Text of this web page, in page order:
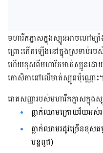
មហារីកភ្នាសក្នុងស្បូនអាចហៅម្
ព្រោះកើត​ឡើងនៅក្នុង​ស្រទាប់​រប
ហើយខុសពីមហារីកមាត់ស្បូន​ដោ
កោសិកានៅលើមាត់ស្បូនប៉ុណ្ណោះ។
រោគសញ្ញារបស់មហារីកភ្នាសក្នុង
ធ្លាក់ឈាមក្រោយវ័យអស់
ធ្លាក់ឈាមរដូវច្រើនខុសធ
បន្តពូជ)